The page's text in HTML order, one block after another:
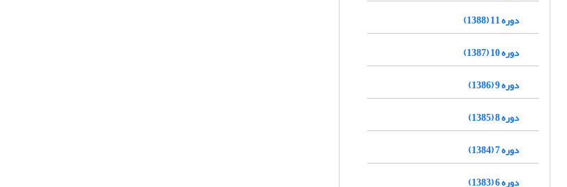
دوره 11 (1388)
دوره 10 (1387)
دوره 9 (1386)
دوره 8 (1385)
دوره 7 (1384)
دوره 6 (1383)